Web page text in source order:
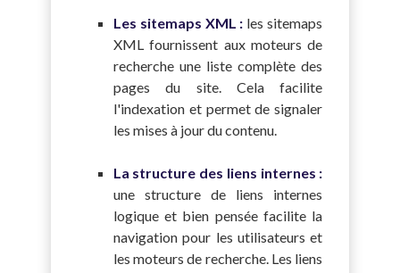
Les sitemaps XML : les sitemaps
XML fournissent aux moteurs de
recherche une liste complète des
pages du site. Cela facilite
l'indexation et permet de signaler
les mises à jour du contenu.
La structure des liens internes :
une structure de liens internes
logique et bien pensée facilite la
navigation pour les utilisateurs et
les moteurs de recherche. Les liens